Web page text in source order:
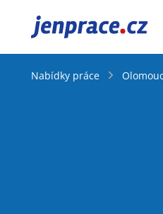
JenPráce.cz
Nabídky práce Olomouc